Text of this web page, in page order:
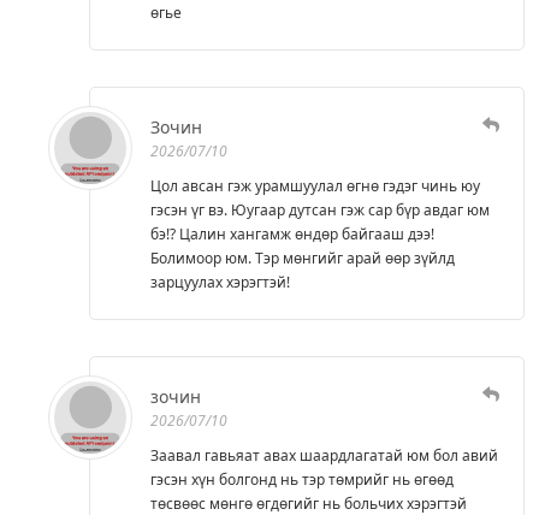
өгье
Зочин
2026/07/10
Цол авсан гэж урамшуулал өгнө гэдэг чинь юу
гэсэн үг вэ. Юугаар дутсан гэж сар бүр авдаг юм
бэ!? Цалин хангамж өндөр байгааш дээ!
Болимоор юм. Тэр мөнгийг арай өөр зүйлд
зарцуулах хэрэгтэй!
зочин
2026/07/10
Заавал гавьяат авах шаардлагатай юм бол авий
гэсэн хүн болгонд нь тэр төмрийг нь өгөөд
төсвөөс мөнгө өгдөгийг нь больчих хэрэгтэй